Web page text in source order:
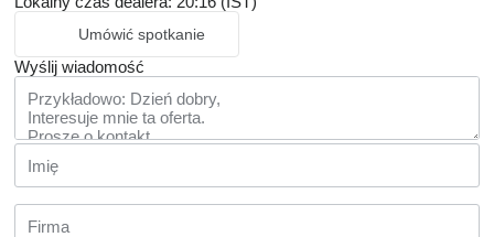
Umówić spotkanie
Wyślij wiadomość